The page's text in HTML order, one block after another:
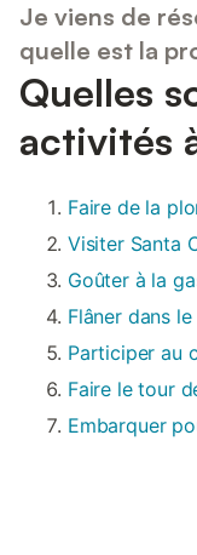
Je viens de
quelle est la
Quelles
activités
Faire de la
Visiter Santa
Goûter à la
Flâner dans
Participer au
Faire le tour
Embarquer